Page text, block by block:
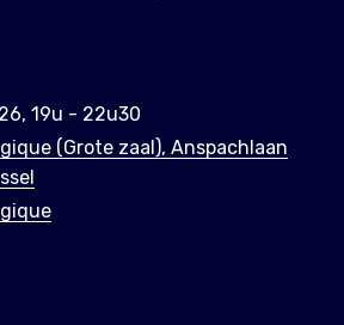
19u - 22u30
(Grote zaal), Anspachlaan